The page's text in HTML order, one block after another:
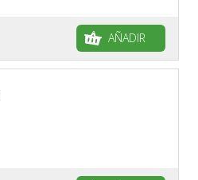
AÑADIR